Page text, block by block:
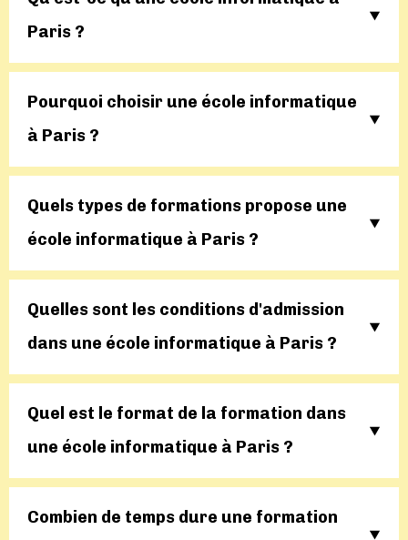
Paris ?
Pourquoi choisir une école informatique
à Paris ?
Quels types de formations propose une
école informatique à Paris ?
Quelles sont les conditions d'admission
dans une école informatique à Paris ?
Quel est le format de la formation dans
une école informatique à Paris ?
Combien de temps dure une formation